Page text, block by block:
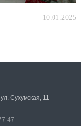
10.01.2025
ул. Сухумская, 11
47